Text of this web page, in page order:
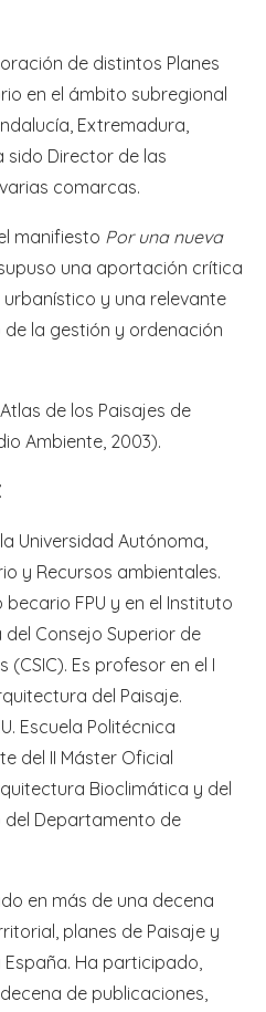
de distintos Planes
en el ámbito subregional
Extremadura,
sido Director de las
comarcas.
manifiesto Por una nueva
una aportación crítica
y una relevante
la gestión y ordenación
de los Paisajes de
Ambiente, 2003).
Universidad Autónoma,
y Recursos ambientales.
becario FPU y en el Instituto
Consejo Superior de
Es profesor en el I
del Paisaje.
Escuela Politécnica
del II Máster Oficial
Bioclimática y del
del Departamento de
en más de una decena
planes de Paisaje y
España. Ha participado,
de publicaciones,